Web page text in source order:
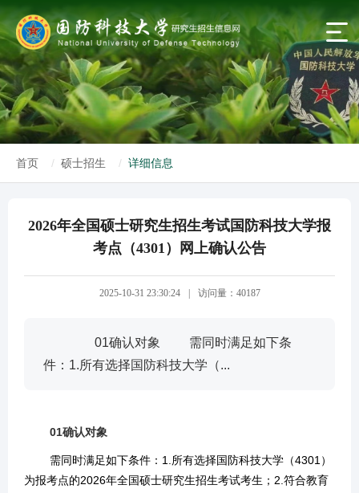
首页 硕士招生 详细信息
2026年全国硕士研究生招生考试国防科技大学报
考点（4301）网上确认公告
2025-10-31 23:30:24 访问量：40187
01确认对象 需同时满足如下条
件：1.所有选择国防科技大学（...
01确认对象
需同时满足如下条件： 1.所有选择国防科技大学（4301）
为报考点的2026年全国硕士研究生招生考试考生； 2.符合教育